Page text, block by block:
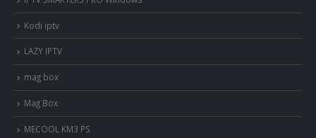
Kodi iptv
LAZY IPTV
mag box
Mag Box
MECOOL KM3 PS